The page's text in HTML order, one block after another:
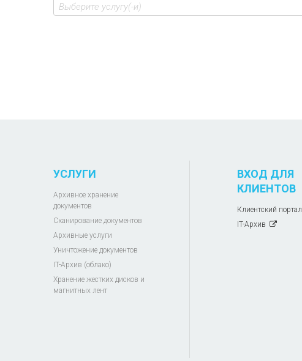
Выберите услугу(-и)
УСЛУГИ
Архивное хранение
документов
Сканирование документов
Архивные услуги
Уничтожение документов
IT-Архив (облако)
Хранение жестких дисков и
магнитных лент
ВХОД ДЛЯ
КЛИЕНТОВ
Клиентский портал
IT-Архив